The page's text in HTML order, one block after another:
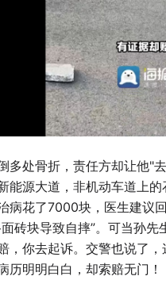
多处骨折，责任方却让他"
能源大道，非机动车道上
病花了7000块，医生建议
砖块导致自摔”。可当孙
，你去起诉。交警也说了
历明明白白，却索赔无门！